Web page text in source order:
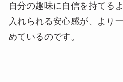
自分の趣味に自信を持てる
入れられる安心感が、より
めているのです。